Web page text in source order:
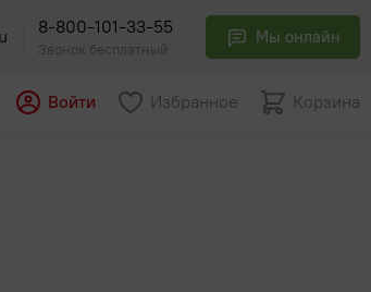
8-800-101-33-55
Звонок бесплатный
Мы онлайн
Войти Избранное Корзина